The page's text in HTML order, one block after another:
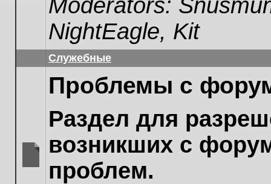
Moderators:
NightEagle, Kit
Служебные
Проблемы с
Раздел для
возникших с
проблем.